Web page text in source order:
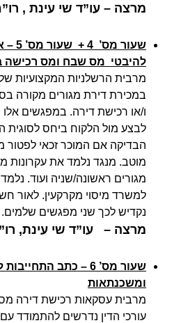
מרצה – עו”ד שי עינת ,
שעור מס’ 4 + שעור מס’ 5
–
להיבטי מס שבח ומס רכישה
מרבית הרשלניות המקצועיות של
במכירת דירת מגורים מקורה
ו/או רכישת דירה. במפגשים
לבצע מול הלקוח ביחס לסוגית
הבדיקה אם המוכר זכאי לפטור
מוטב. מנגד נלמד את עקרונות
מגורים ראשונה/שניה ועוד.
למשרד מיסוי מקרקעין. לאור
נקדיש לכך שני מפגשים שלמים.
מרצה – עו”ד שי עינת,
שעור מס’ 6
– כתב
ומשכנתאות
מרבית עסקאות רכישת דירה
עורכי הדין נדרשים להתמודד